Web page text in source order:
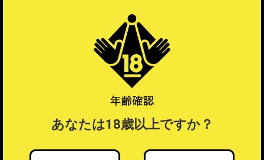
あなたは18歳以上ですか？